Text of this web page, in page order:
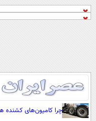
چرا کامیون‌های کشنده